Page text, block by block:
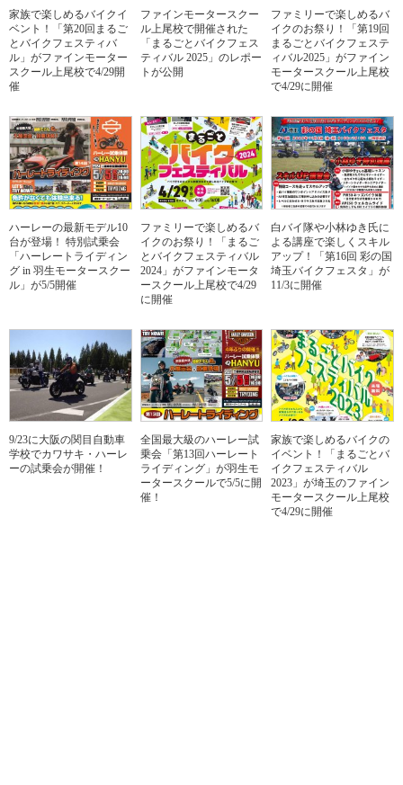
家族で楽しめるバイクイ
ベント！「第20回まるご
とバイクフェスティバ
ル」がファインモーター
スクール上尾校で4/29開
催
ファインモータースクー
ル上尾校で開催された
「まるごとバイクフェス
ティバル 2025」のレポー
トが公開
ファミリーで楽しめるバ
イクのお祭り！「第19回
まるごとバイクフェステ
ィバル2025」がファイン
モータースクール上尾校
で4/29に開催
ハーレーの最新モデル10
台が登場！ 特別試乗会
「ハーレートライディン
グ in 羽生モータースクー
ル」が5/5開催
ファミリーで楽しめるバ
イクのお祭り！「まるご
とバイクフェスティバル
2024」がファインモータ
ースクール上尾校で4/29
に開催
白バイ隊や小林ゆき氏に
よる講座で楽しくスキル
アップ！「第16回 彩の国
埼玉バイクフェスタ」が
11/3に開催
9/23に大阪の関目自動車
学校でカワサキ・ハーレ
ーの試乗会が開催！
全国最大級のハーレー試
乗会「第13回ハーレート
ライディング」が羽生モ
ータースクールで5/5に開
催！
家族で楽しめるバイクの
イベント！「まるごとバ
イクフェスティバル
2023」が埼玉のファイン
モータースクール上尾校
で4/29に開催